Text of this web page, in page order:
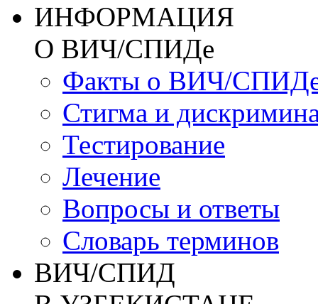
ИНФОРМАЦИЯ
О ВИЧ/СПИДе
Факты о ВИЧ/
Стигма и
Тестирование
Лечение
Вопросы и ответы
Словарь терминов
ВИЧ/СПИД